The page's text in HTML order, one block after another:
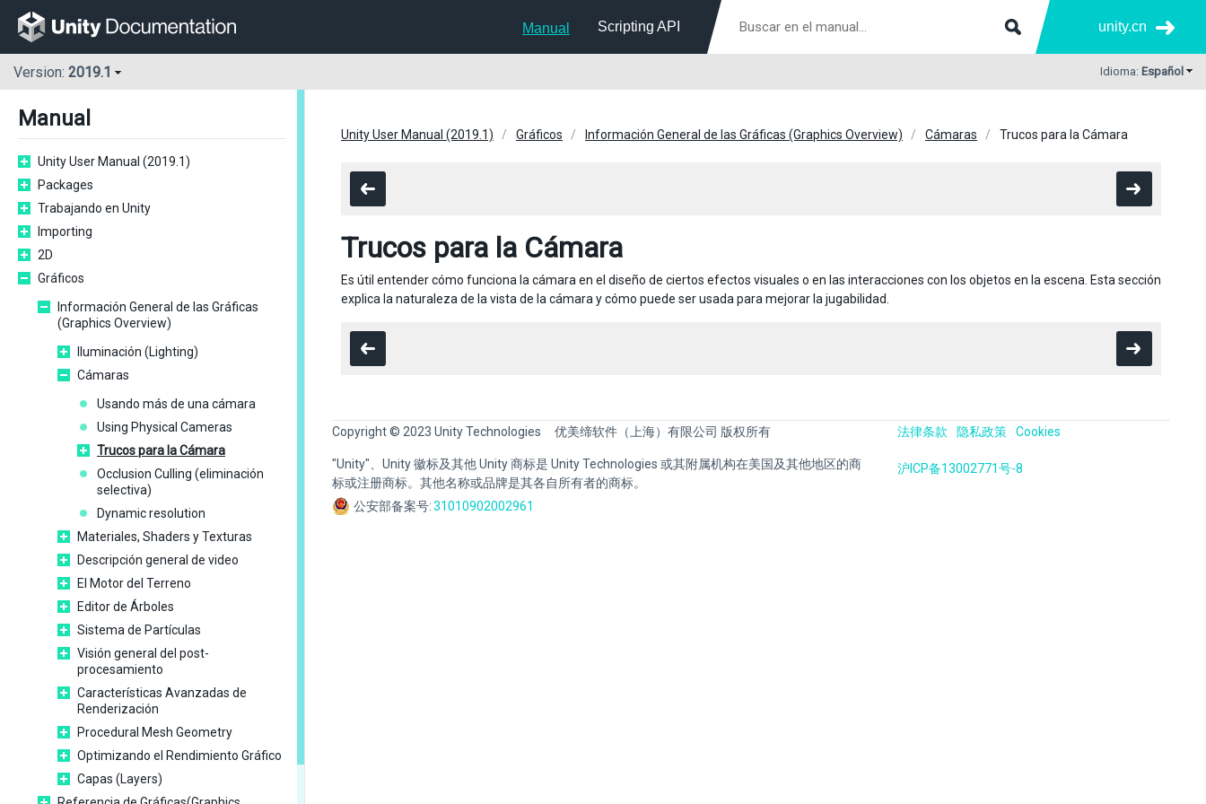
Manual Scripting API unity.cn
Version: 2019.1 Idioma: Español
Manual
Unity User Manual (2019.1)
Packages
Trabajando en Unity
Importing
2D
Gráficos
Información General de las Gráficas
(Graphics Overview)
Iluminación (Lighting)
Cámaras
Usando más de una cámara
Using Physical Cameras
Trucos para la Cámara
Occlusion Culling (eliminación
selectiva)
Dynamic resolution
Materiales, Shaders y Texturas
Descripción general de video
El Motor del Terreno
Editor de Árboles
Sistema de Partículas
Visión general del post-
procesamiento
Características Avanzadas de
Renderización
Procedural Mesh Geometry
Optimizando el Rendimiento Gráfico
Capas (Layers)
Unity User Manual (2019.1) Gráficos Información General de las Gráficas (Graphics Overview) Cámaras Trucos para la Cámara
Trucos para la Cámara
Es útil entender cómo funciona la cámara en el diseño de ciertos efectos visuales o en las interacciones con los objetos en la escena. Esta sección
explica la naturaleza de la vista de la cámara y cómo puede ser usada para mejorar la jugabilidad.
Copyright © 2023 Unity Technologies 优美缔软件（上海）有限公司 版权所有
"Unity"、Unity 徽标及其他 Unity 商标是 Unity Technologies 或其附属机构在美国及其他地区的商
标或注册商标。其他名称或品牌是其各自所有者的商标。
公安部备案号:31010902002961
法律条款 隐私政策 Cookies
沪ICP备13002771号-8